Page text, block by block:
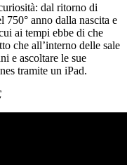
dal ritorno di
750° anno dalla nascita e
ai tempi ebbe di che
che all’interno delle sale
e ascoltare le sue
tramite un iPad.